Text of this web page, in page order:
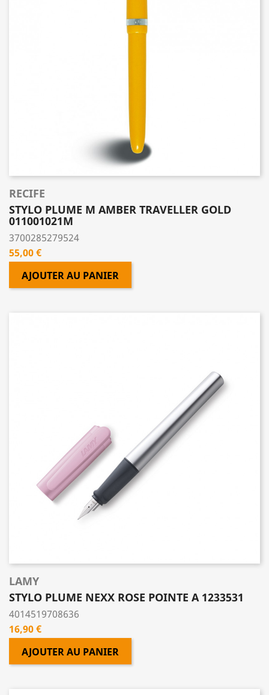
RECIFE
STYLO PLUME M AMBER TRAVELLER GOLD
011001021M
3700285279524
Prix
55,00 €
AJOUTER AU PANIER
LAMY
STYLO PLUME NEXX ROSE POINTE A 1233531
4014519708636
Prix
16,90 €
AJOUTER AU PANIER